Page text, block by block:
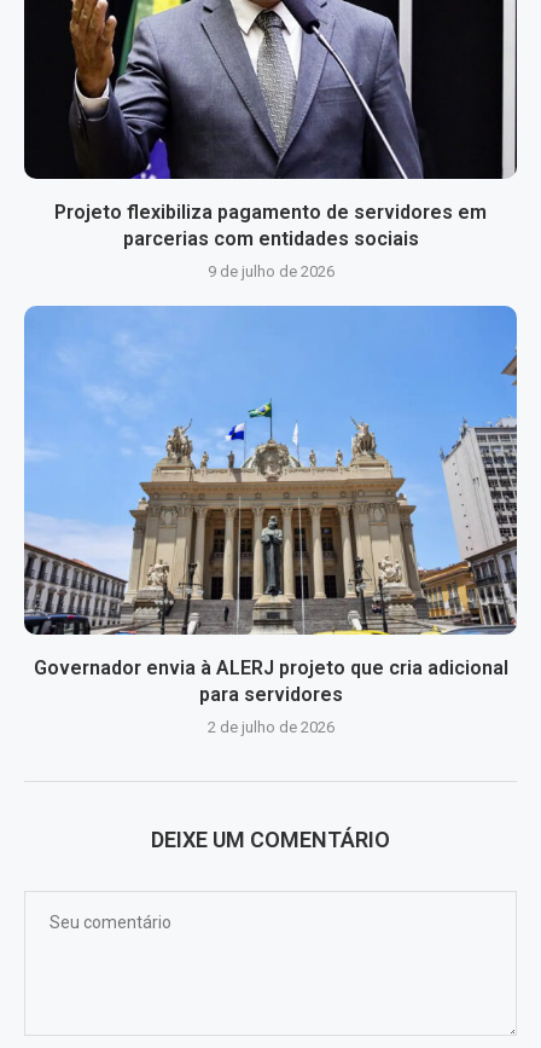
Projeto flexibiliza pagamento de servidores em
parcerias com entidades sociais
9 de julho de 2026
Governador envia à ALERJ projeto que cria adicional
para servidores
2 de julho de 2026
DEIXE UM COMENTÁRIO